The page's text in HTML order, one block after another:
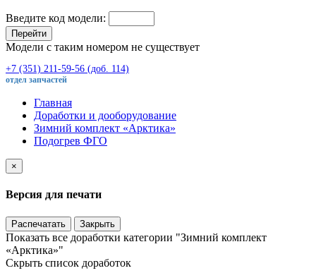
Введите код модели:
Перейти
Модели с таким номером не существует
+7 (351) 211-59-56 (доб. 114)
отдел запчастей
Главная
Доработки и дооборудование
Зимний комплект «Арктика»
Подогрев ФГО
×
Версия для печати
Распечатать Закрыть
Показать все доработки категории "Зимний комплект
«Арктика»"
Скрыть список доработок